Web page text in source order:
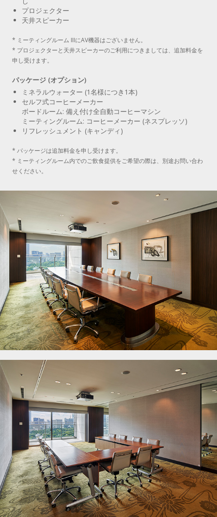
プロジェクター
天井スピーカー
* ミーティングルーム IIIにAV機器はございません。
* プロジェクターと天井スピーカーのご利用につきましては、追加料金を
申し受けます。
パッケージ (オプション)
ミネラルウォーター (1名様につき1本)
セルフ式コーヒーメーカー
ボードルーム: 備え付け全自動コーヒーマシン
ミーティングルーム: コーヒーメーカー (ネスプレッソ)
リフレッシュメント (キャンディ)
* パッケージは追加料金を申し受けます。
* ミーティングルーム内でのご飲食提供をご希望の際は、別途お問い合わ
せください。